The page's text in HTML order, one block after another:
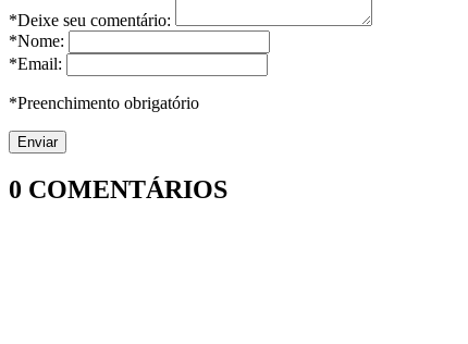
*Deixe seu comentário:
*Nome:
*Email:
*Preenchimento obrigatório
0 COMENTÁRIOS